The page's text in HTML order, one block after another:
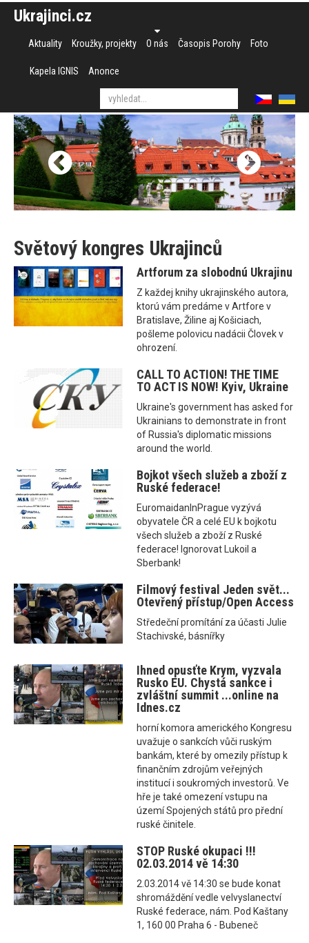
Ukrajinci.cz
Aktuality Kroužky, projekty O nás Časopis Porohy Foto
Kapela IGNIS Anonce
Světový kongres Ukrajinců
Artforum za slobodnú Ukrajinu
Z každej knihy ukrajinského autora,
ktorú vám predáme v Artfore v
Bratislave, Žiline aj Košiciach,
pošleme polovicu nadácii Človek v
ohrození.
CALL TO ACTION! THE TIME
TO ACT IS NOW! Kyiv, Ukraine
Ukraine's government has asked for
Ukrainians to demonstrate in front
of Russia's diplomatic missions
around the world.
Bojkot všech služeb a zboží z
Ruské federace!
EuromaidanInPrague vyzývá
obyvatele ČR a celé EU k bojkotu
všech služeb a zboží z Ruské
federace! Ignorovat Lukoil a
Sberbank!
Filmový festival Jeden svět...
Otevřený přístup/Open Access
Středeční promítání za účasti Julie
Stachivské, básnířky
Ihned opusťte Krym, vyzvala
Rusko EU. Chystá sankce i
zvláštní summit ...online na
Idnes.cz
horní komora amerického Kongresu
uvažuje o sankcích vůči ruským
bankám, které by omezily přístup k
finančním zdrojům veřejných
institucí i soukromých investorů. Ve
hře je také omezení vstupu na
území Spojených států pro přední
ruské činitele.
STOP Ruské okupaci !!!
02.03.2014 vě 14:30
2.03.2014 vě 14:30 se bude konat
shromáždění vedle velvyslanectví
Ruské federace, nám. Pod Kaštany
1, 160 00 Praha 6 - Bubeneč